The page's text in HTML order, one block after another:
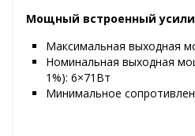
Мощный встроенный
Максимальная выходная
Номинальная выходная
1%): 6×71Вт
Минимальное